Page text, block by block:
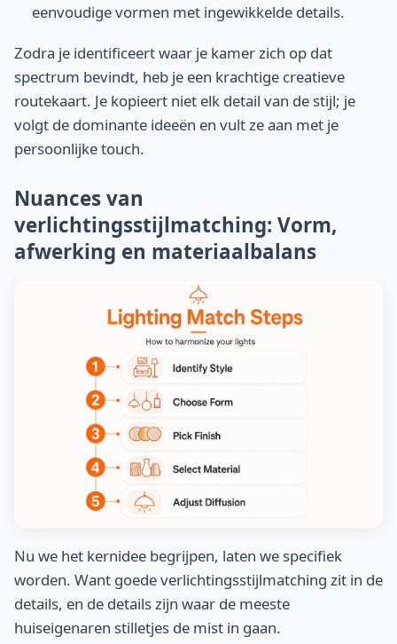
eenvoudige vormen met ingewikkelde details.
Zodra je identificeert waar je kamer zich op dat
spectrum bevindt, heb je een krachtige creatieve
routekaart. Je kopieert niet elk detail van de stijl; je
volgt de dominante ideeën en vult ze aan met je
persoonlijke touch.
Nuances van
verlichtingsstijlmatching: Vorm,
afwerking en materiaalbalans
Nu we het kernidee begrijpen, laten we specifiek
worden. Want goede verlichtingsstijlmatching zit in de
details, en de details zijn waar de meeste
huiseigenaren stilletjes de mist in gaan.